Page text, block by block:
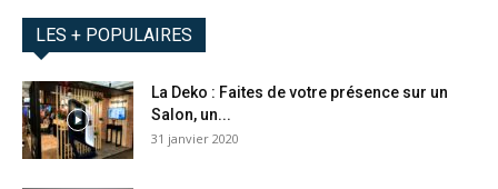
LES + POPULAIRES
La Deko : Faites de votre présence sur un
Salon, un...
31 janvier 2020